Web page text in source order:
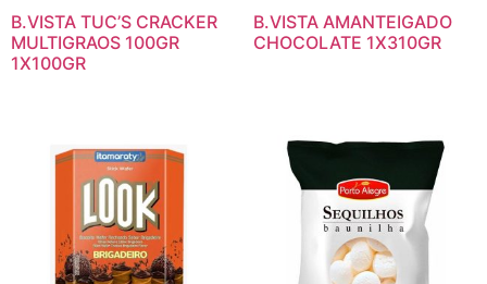
B.VISTA TUC’S CRACKER
MULTIGRAOS 100GR
1X100GR
B.VISTA AMANTEIGADO
CHOCOLATE 1X310GR